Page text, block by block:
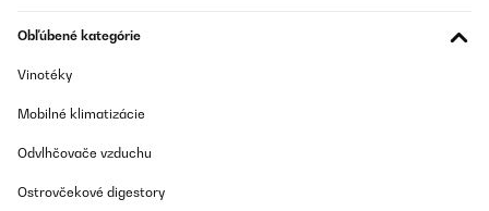
Obľúbené kategórie
Vinotéky
Mobilné klimatizácie
Odvlhčovače vzduchu
Ostrovčekové digestory